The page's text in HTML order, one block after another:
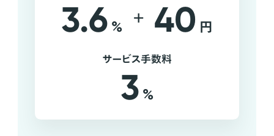
3.6 % + 40 円
サービス手数料
3 %